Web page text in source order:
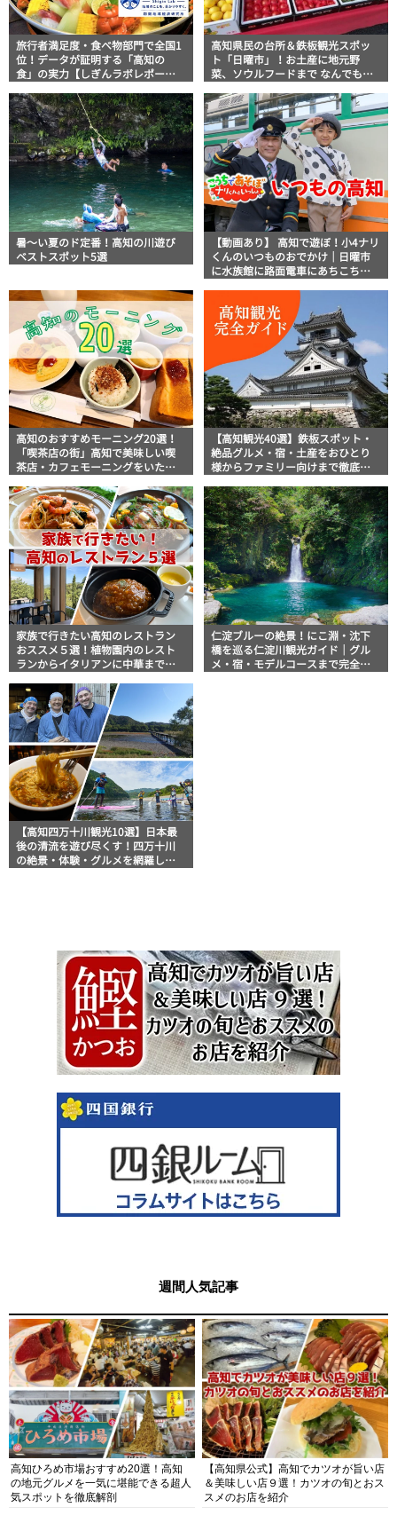
旅行者満足度・食べ物部門で全国1
位！データが証明する「高知の
食」の実力【しぎんラボレポー
高知県民の台所＆鉄板観光スポッ
ト「日曜市」！お土産に地元野
菜、ソウルフードまで なんでもそ
説！
暑～い夏のド定番！高知の川遊び
ベストスポット5選
【動画あり】 高知で遊ぼ！小4ナリ
くんのいつものおでかけ｜日曜市
に水族館に路面電車にあちこち巡
高知のおすすめモーニング20選！
「喫茶店の街」高知で美味しい喫
茶店・カフェモーニングをいただ
【高知観光40選】鉄板スポット・
絶品グルメ・宿・土産をおひとり
様からファミリー向けまで徹底解
家族で行きたい高知のレストラン
おススメ５選！植物園内のレスト
ランからイタリアンに中華まで楽
仁淀ブルーの絶景！にこ淵・沈下
橋を巡る仁淀川観光ガイド｜グル
メ・宿・モデルコースまで完全網
【高知四万十川観光10選】日本最
後の清流を遊び尽くす！四万十川
の絶景・体験・グルメを網羅した
週間人気記事
高知ひろめ市場おすすめ20選！高知
の地元グルメを一気に堪能できる超人
気スポットを徹底解剖
【高知県公式】高知でカツオが旨い店
＆美味しい店９選！カツオの旬とおス
スメのお店を紹介